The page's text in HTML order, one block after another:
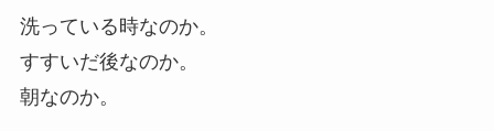
洗っている時なのか。
すすいだ後なのか。
朝なのか。